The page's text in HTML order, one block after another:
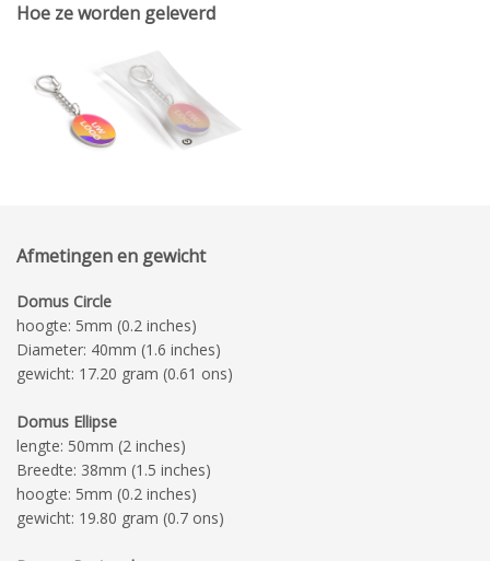
Hoe ze worden geleverd
Afmetingen en gewicht
Domus Circle
hoogte: 5mm (0.2 inches)
Diameter: 40mm (1.6 inches)
gewicht: 17.20 gram (0.61 ons)
Domus Ellipse
lengte: 50mm (2 inches)
Breedte: 38mm (1.5 inches)
hoogte: 5mm (0.2 inches)
gewicht: 19.80 gram (0.7 ons)